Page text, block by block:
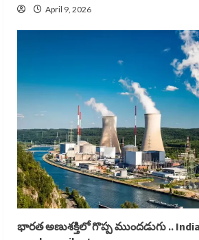
April 9, 2026
భారత అణుశక్తిలో గొప్ప ముందడుగు ..